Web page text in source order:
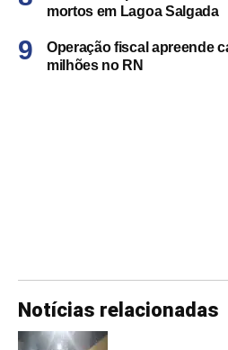
mortos em Lagoa Salgada
Operação fiscal apreende
milhões no RN
Notícias relacionadas